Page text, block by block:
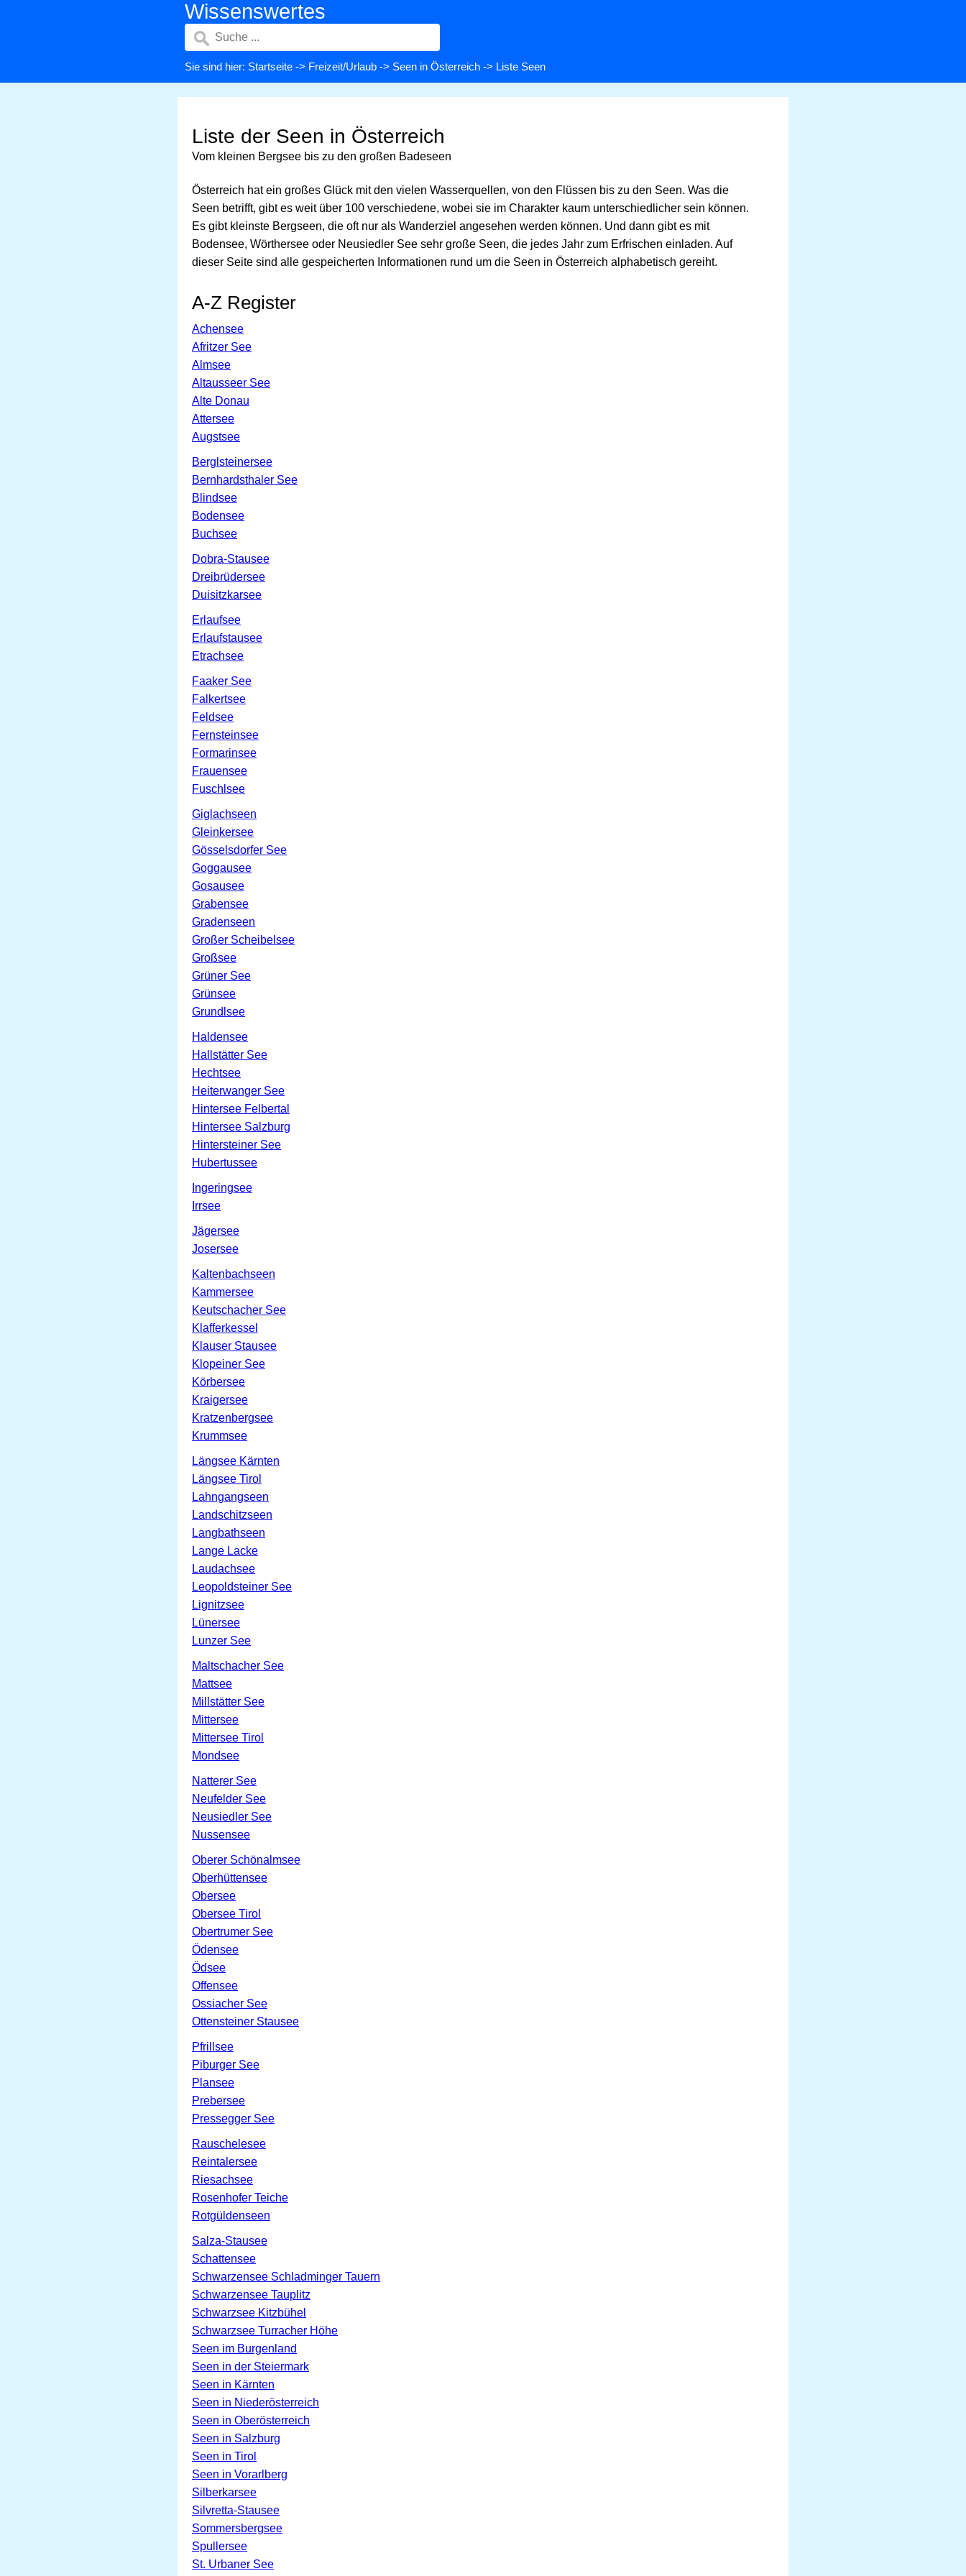
Wissenswertes
Sie sind hier: Startseite -> Freizeit/Urlaub -> Seen in Österreich -> Liste Seen
Liste der Seen in Österreich
Vom kleinen Bergsee bis zu den großen Badeseen
Österreich hat ein großes Glück mit den vielen Wasserquellen, von den Flüssen bis zu den Seen. Was die
Seen betrifft, gibt es weit über 100 verschiedene, wobei sie im Charakter kaum unterschiedlicher sein können.
Es gibt kleinste Bergseen, die oft nur als Wanderziel angesehen werden können. Und dann gibt es mit
Bodensee, Wörthersee oder Neusiedler See sehr große Seen, die jedes Jahr zum Erfrischen einladen. Auf
dieser Seite sind alle gespeicherten Informationen rund um die Seen in Österreich alphabetisch gereiht.
A-Z Register
Achensee
Afritzer See
Almsee
Altausseer See
Alte Donau
Attersee
Augstsee
Berglsteinersee
Bernhardsthaler See
Blindsee
Bodensee
Buchsee
Dobra-Stausee
Dreibrüdersee
Duisitzkarsee
Erlaufsee
Erlaufstausee
Etrachsee
Faaker See
Falkertsee
Feldsee
Fernsteinsee
Formarinsee
Frauensee
Fuschlsee
Giglachseen
Gleinkersee
Gösselsdorfer See
Goggausee
Gosausee
Grabensee
Gradenseen
Großer Scheibelsee
Großsee
Grüner See
Grünsee
Grundlsee
Haldensee
Hallstätter See
Hechtsee
Heiterwanger See
Hintersee Felbertal
Hintersee Salzburg
Hintersteiner See
Hubertussee
Ingeringsee
Irrsee
Jägersee
Josersee
Kaltenbachseen
Kammersee
Keutschacher See
Klafferkessel
Klauser Stausee
Klopeiner See
Körbersee
Kraigersee
Kratzenbergsee
Krummsee
Längsee Kärnten
Längsee Tirol
Lahngangseen
Landschitzseen
Langbathseen
Lange Lacke
Laudachsee
Leopoldsteiner See
Lignitzsee
Lünersee
Lunzer See
Maltschacher See
Mattsee
Millstätter See
Mittersee
Mittersee Tirol
Mondsee
Natterer See
Neufelder See
Neusiedler See
Nussensee
Oberer Schönalmsee
Oberhüttensee
Obersee
Obersee Tirol
Obertrumer See
Ödensee
Ödsee
Offensee
Ossiacher See
Ottensteiner Stausee
Pfrillsee
Piburger See
Plansee
Prebersee
Pressegger See
Rauschelesee
Reintalersee
Riesachsee
Rosenhofer Teiche
Rotgüldenseen
Salza-Stausee
Schattensee
Schwarzensee Schladminger Tauern
Schwarzensee Tauplitz
Schwarzsee Kitzbühel
Schwarzsee Turracher Höhe
Seen im Burgenland
Seen in der Steiermark
Seen in Kärnten
Seen in Niederösterreich
Seen in Oberösterreich
Seen in Salzburg
Seen in Tirol
Seen in Vorarlberg
Silberkarsee
Silvretta-Stausee
Sommersbergsee
Spullersee
St. Urbaner See